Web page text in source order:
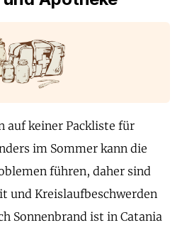
auf keiner Packliste für
im Sommer kann die
führen, daher sind
und Kreislaufbeschwerden
Sonnenbrand ist in Catania